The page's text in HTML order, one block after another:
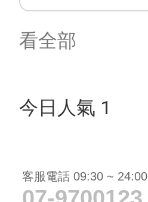
看全部
今日人氣 1
客服電話 09:30 ~ 24:00